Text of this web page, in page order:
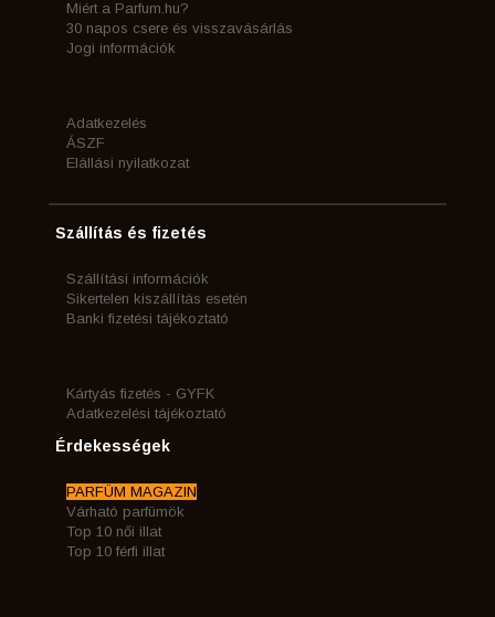
Miért a Parfum.hu?
30 napos csere és visszavásárlás
Jogi információk
Adatkezelés
ÁSZF
Elállási nyilatkozat
Szállítás és fizetés
Szállítási információk
Sikertelen kiszállítás esetén
Banki fizetési tájékoztató
Kártyás fizetés - GYFK
Adatkezelési tájékoztató
Érdekességek
PARFÜM MAGAZIN
Várható parfümök
Top 10 női illat
Top 10 férfi illat